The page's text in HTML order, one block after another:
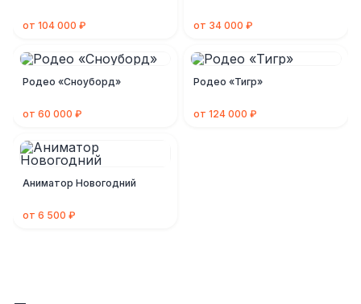
от 104 000 ₽ от 34 000 ₽
Родео «Сноуборд»
от 60 000 ₽
Родео «Тигр»
от 124 000 ₽
Аниматор Новогодний
от 6 500 ₽